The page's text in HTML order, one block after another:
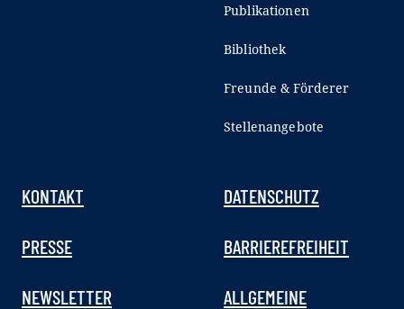
Publikationen
Bibliothek
Freunde & Förderer
Stellenangebote
KONTAKT
PRESSE
NEWSLETTER
DATENSCHUTZ
BARRIEREFREIHEIT
ALLGEMEINE